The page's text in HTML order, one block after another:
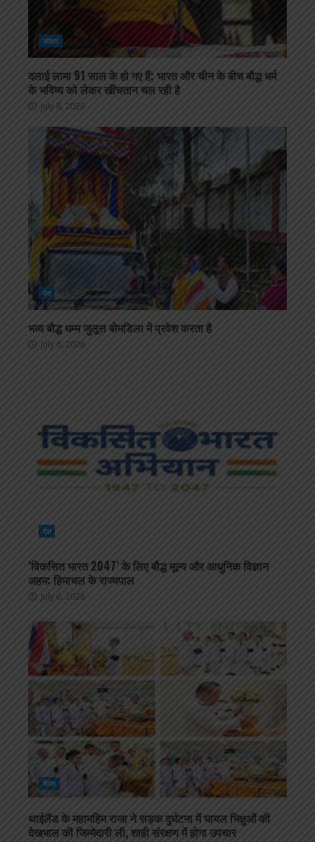
सोशल
दलाई लामा 91 साल के हो गए हैं; भारत और चीन के बीच बौद्ध धर्म
के भविष्य को लेकर खींचतान चल रही है
July 8, 2026
देश
भव्य बौद्ध धम्म जुलूस बोमडिला में प्रवेश करता है
July 6, 2026
देश
‘विकसित भारत 2047’ के लिए बौद्ध मूल्य और आधुनिक विज्ञान
अहम: हिमाचल के राज्यपाल
July 6, 2026
विदेश
थाईलैंड के महामहिम राजा ने सड़क दुर्घटना में घायल भिक्षुओं की
देखभाल की जिम्मेदारी ली, शाही संरक्षण में होगा उपचार